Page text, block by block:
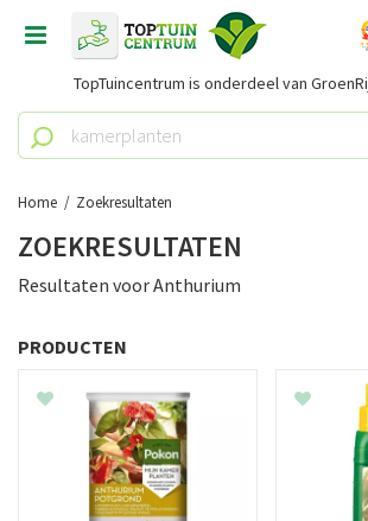
Home Zoekresultaten
TopTuincentrum is onderdeel van
ZOEKRESULTATEN
Resultaten voorAnthurium
PRODUCTEN